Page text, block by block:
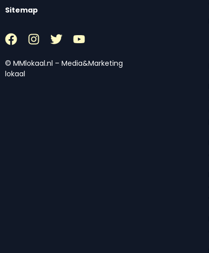
Sitemap
© MMlokaal.nl – Media&Marketing
lokaal